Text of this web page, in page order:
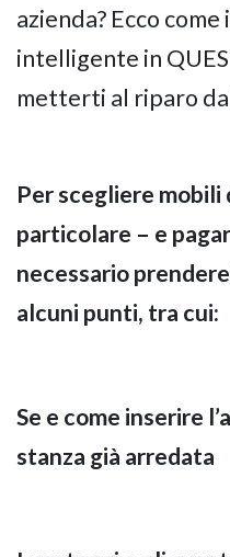
azienda? Ecco
intelligente in
metterti al riparo
Per scegliere mobili
particolare – e
necessario
alcuni punti, tra cui:
Se e come inserire
stanza già arredata